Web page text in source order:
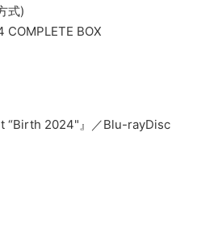
式)
COMPLETE BOX
“Birth 2024"』／Blu-rayDisc